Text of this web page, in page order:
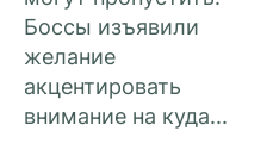
Боссы изъявили
желание
акцентировать
внимание на куда...